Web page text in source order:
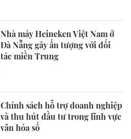
Nhà máy Heineken Việt Nam ở
Đà Nẵng gây ấn tượng với đối
tác miền Trung
Chính sách hỗ trợ doanh nghiệp
và thu hút đầu tư trong lĩnh vực
văn hóa số